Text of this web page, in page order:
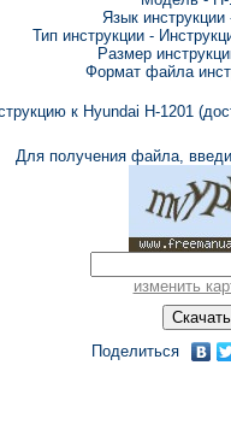
Язык инструкции
Тип инструкции -
Размер
Формат файла
к Hyundai H-1201
Для получения файла,
изменить
Поделиться